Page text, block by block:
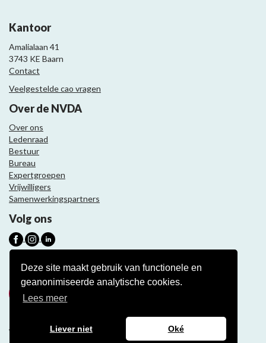
Deze site maakt gebruik van functionele en
geanonimiseerde analytische cookies.
Lees meer
Liever niet Oké
Kantoor
Amalialaan 41
3743 KE Baarn
Contact
Veelgestelde cao vragen
Over de NVDA
Over ons
Ledenraad
Bestuur
Bureau
Expertgroepen
Vrijwilligers
Samenwerkingspartners
Volg ons
Nieuwsbrief
Meld je aan
Website ontwikkeling door Eenvoud.